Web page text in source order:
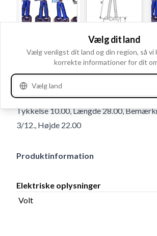
Brugsnummer JSX194
Detaljer & beskrivelse
Volt 12, Fjeder Uden, Antal kul 4,
Tykkelse 10.00, Længde 28.00,
3/12., Højde 22.00
Produktinformation
Elektriske oplysninger
Volt
Vælg dit land
Vælg venligst dit land og din region, så vi
korrekte informationer for dit
Vælg land